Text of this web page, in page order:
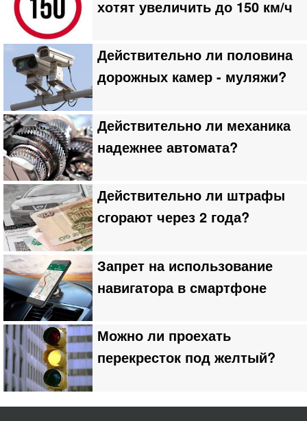
хотят увеличить до 150 км/ч
Действительно ли половина
дорожных камер - муляжи?
Действительно ли механика
надежнее автомата?
Действительно ли штрафы
сгорают через 2 года?
Запрет на использование
навигатора в смартфоне
Можно ли проехать
перекресток под желтый?